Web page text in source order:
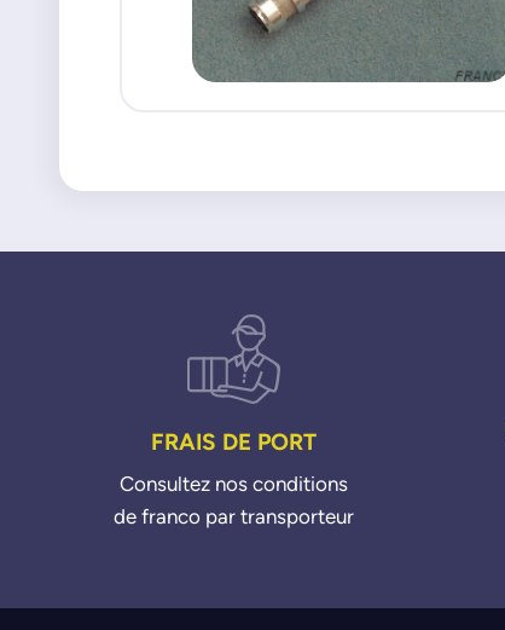
FRAIS DE PORT
Consultez nos conditions
de franco par transporteur